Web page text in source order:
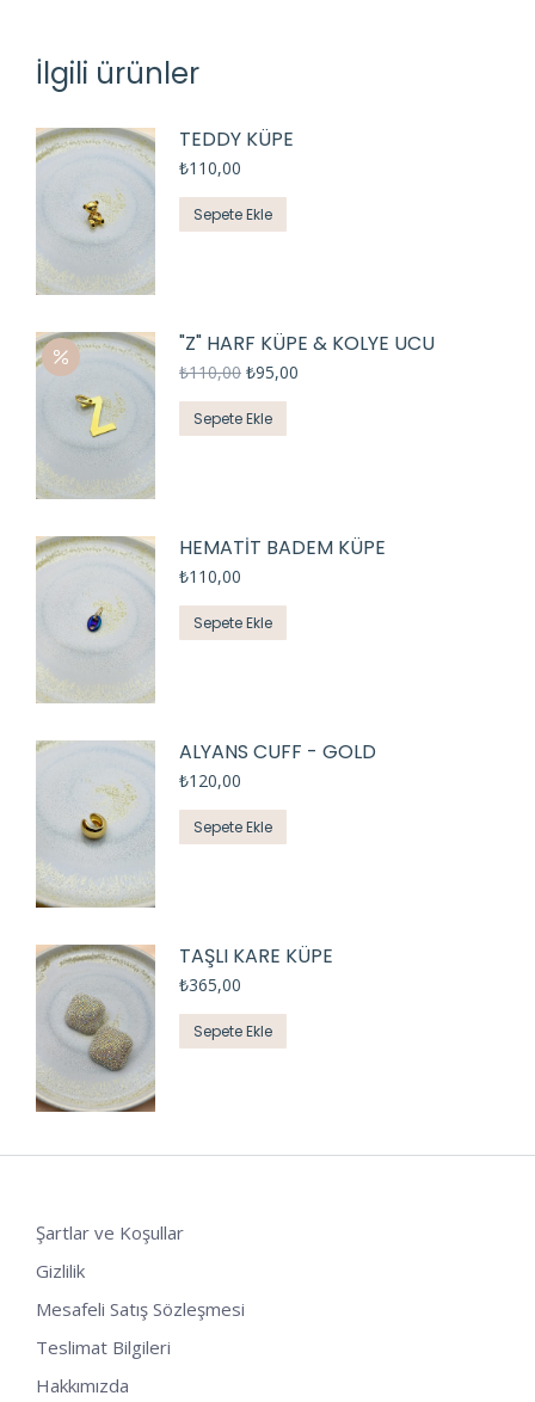
İlgili ürünler
TEDDY KÜPE
₺110,00
Sepete Ekle
"Z" HARF KÜPE & KOLYE UCU
₺110,00 ₺95,00
Sepete Ekle
HEMATİT BADEM KÜPE
₺110,00
Sepete Ekle
ALYANS CUFF - GOLD
₺120,00
Sepete Ekle
TAŞLI KARE KÜPE
₺365,00
Sepete Ekle
Şartlar ve Koşullar
Gizlilik
Mesafeli Satış Sözleşmesi
Teslimat Bilgileri
Hakkımızda